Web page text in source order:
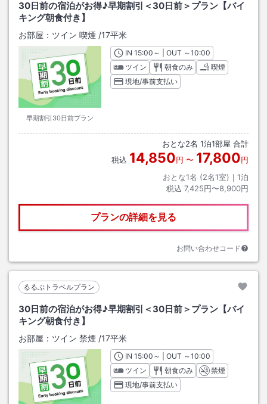
30日前の宿泊がお得♪早期割引＜30日前＞プラン【バイ
キング朝食付き】
お部屋： ツイン 喫煙 /17平米
早期割引30日前プラン
INチェックイン
15:00 ～ | OUT チェックアウト
～10:00
ツイン
朝食のみ
喫煙
現地/事前支払い
おとな2名 1泊1部屋 合計
税込 14,850円 〜 17,800円
おとな1名 (2名1室)｜ 1泊
税込 7,425円〜8,900円
プランの詳細を見る
お問い合わせコード
るるぶトラベルプラン
30日前の宿泊がお得♪早期割引＜30日前＞プラン【バイ
キング朝食付き】
お部屋： ツイン 禁煙 /17平米
INチェックイン
15:00 ～ | OUT チェックアウト
～10:00
ツイン
朝食のみ
禁煙
現地/事前支払い